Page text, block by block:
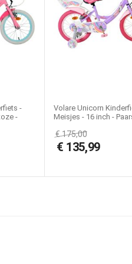
Meisjesfiets, Schoolfiets
-
-
Volare Unicorn
Meisjes - 16 inch -
€175,00
€ 135,99